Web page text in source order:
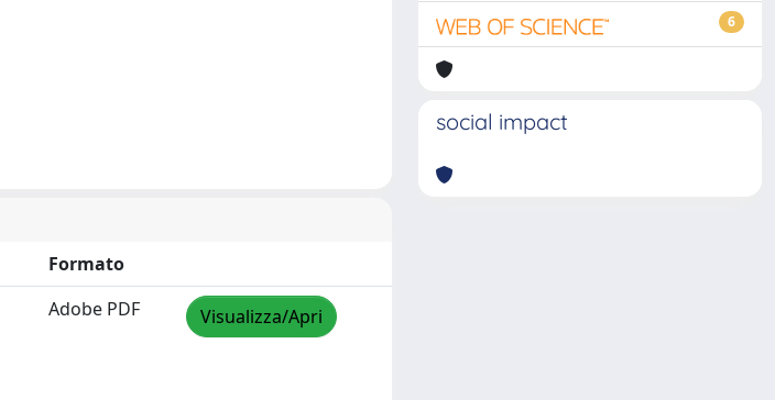
Formato
Adobe PDF Visualizza/Apri
6
social impact